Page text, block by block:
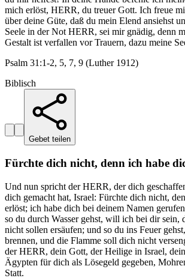
mich erlöst, HERR, du treuer Gott. Ich freue
über deine Güte, daß du mein Elend ansiehst
Seele in der Not HERR, sei mir gnädig, denn
Gestalt ist verfallen vor Trauern, dazu meine
Psalm 31:1-2, 5, 7, 9 (Luther 1912)
Biblisch
Gebet teilen
Fürchte dich nicht, denn ich habe
Und nun spricht der HERR, der dich
dich gemacht hat, Israel: Fürchte dich nicht,
erlöst; ich habe dich bei deinem Namen
so du durch Wasser gehst, will ich bei dir sein,
nicht sollen ersäufen; und so du ins Feuer
brennen, und die Flamme soll dich nicht
der HERR, dein Gott, der Heilige in Israel,
Ägypten für dich als Lösegeld gegeben,
Statt.